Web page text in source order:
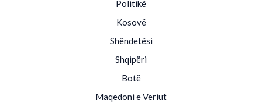
Politikë
Kosovë
Shëndetësi
Shqipëri
Botë
Maqedoni e Veriut